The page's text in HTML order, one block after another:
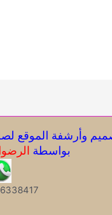
وأرشفة الموقع
بواسطة